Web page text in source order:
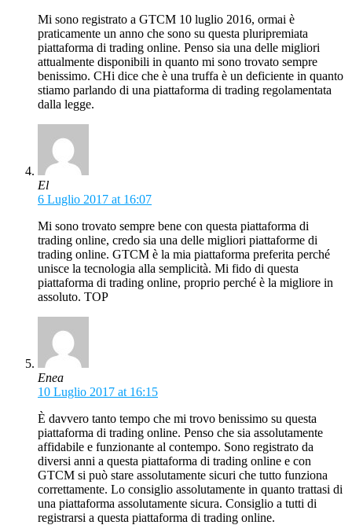
Mi sono registrato a GTCM 10 luglio 2016, ormai è
praticamente un anno che sono su questa pluripremiata
piattaforma di trading online. Penso sia una delle migliori
attualmente disponibili in quanto mi sono trovato sempre
benissimo. CHi dice che è una truffa è un deficiente in quanto
stiamo parlando di una piattaforma di trading regolamentata
dalla legge.
El
6 Luglio 2017 at 16:07
Mi sono trovato sempre bene con questa piattaforma di
trading online, credo sia una delle migliori piattaforme di
trading online. GTCM è la mia piattaforma preferita perché
unisce la tecnologia alla semplicità. Mi fido di questa
piattaforma di trading online, proprio perché è la migliore in
assoluto. TOP
Enea
10 Luglio 2017 at 16:15
È davvero tanto tempo che mi trovo benissimo su questa
piattaforma di trading online. Penso che sia assolutamente
affidabile e funzionante al contempo. Sono registrato da
diversi anni a questa piattaforma di trading online e con
GTCM si può stare assolutamente sicuri che tutto funziona
correttamente. Lo consiglio assolutamente in quanto trattasi di
una piattaforma assolutamente sicura. Consiglio a tutti di
registrarsi a questa piattaforma di trading online.